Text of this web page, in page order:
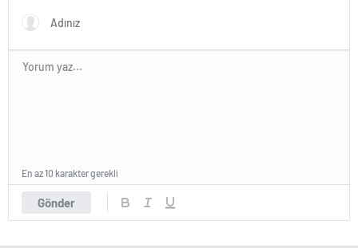
Gönder
En az 10 karakter gerekli